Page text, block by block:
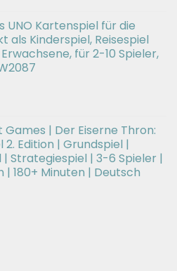
UNO Kartenspiel für die
als Kinderspiel, Reisespiel
für 2-10 Spieler,
Games | Der Eiserne Thron:
Edition | Grundspiel |
Strategiespiel | 3-6 Spieler |
| 180+ Minuten | Deutsch